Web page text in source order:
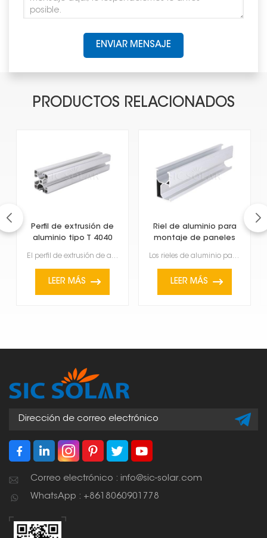
ENVIAR MENSAJE
PRODUCTOS RELACIONADOS
Perfil de extrusión de
aluminio tipo T 4040
El perfil de extrusión de aluminio tipo T 4040, que cumple con las normas europeas, es un material m...
LEER MÁS
Riel de aluminio para
montaje de paneles
Los rieles de aluminio para montar paneles solares son fundamentales para su instalación. Son ligero...
LEER MÁS
Correo electrónico : info@sic-solar.com
WhatsApp : +8618060901778